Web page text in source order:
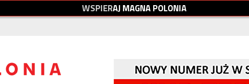
WSPIERAJMAGNAPOLONIA